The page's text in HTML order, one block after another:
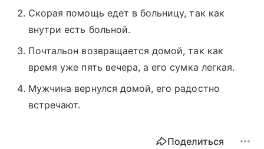
Скорая помощь едет в больницу, так как
внутри есть больной.
Почтальон возвращается домой, так как
время уже пять вечера, а его сумка легкая.
Мужчина вернулся домой, его радостно
встречают.
Поделиться